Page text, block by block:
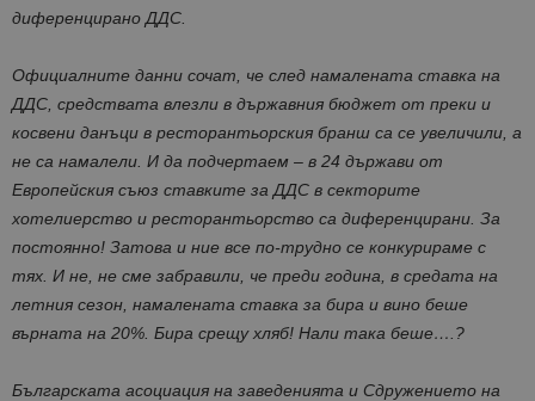
диференцирано ДДС.
Официалните данни сочат, че след намалената ставка на
ДДС, средствата влезли в държавния бюджет от преки и
косвени данъци в ресторантьорския бранш са се увеличили, а
не са намалели. И да подчертаем – в 24 държави от
Европейския съюз ставките за ДДС в секторите
хотелиерство и ресторантьорство са диференцирани. За
постоянно! Затова и ние все по-трудно се конкурираме с
тях. И не, не сме забравили, че преди година, в средата на
летния сезон, намалената ставка за бира и вино беше
върната на 20%. Бира срещу хляб! Нали така беше….?
Българската асоциация на заведенията и Сдружението на